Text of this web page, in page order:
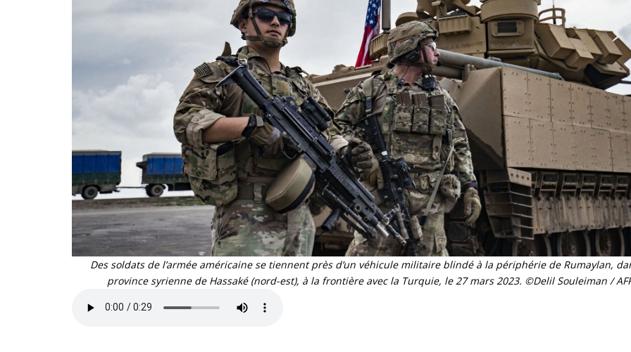
Des soldats de l’armée américaine se tiennent près d’un véhicule militaire blindé à la périphérie de Rumaylan,
province syrienne de Hassaké (nord-est), à la frontière avec la Turquie, le 27 mars 2023. ©Delil Souleiman /